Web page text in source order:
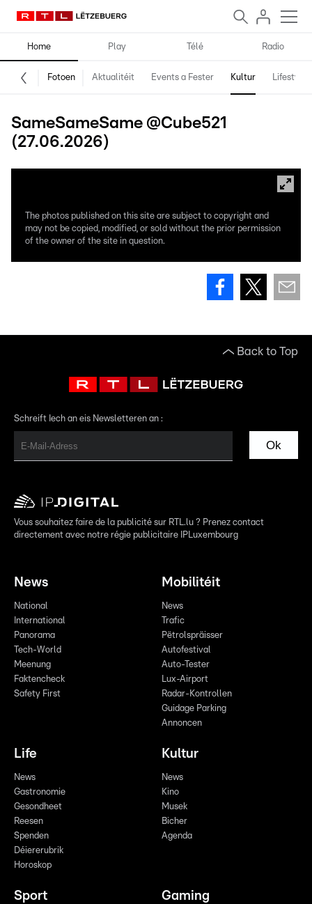
Home Play Télé Radio
Fotoen Aktualitéit Events a Fester Kultur Lifestyle
SameSameSame @Cube521
(27.06.2026)
The photos published on this site are subject to copyright and
may not be copied, modified, or sold without the prior permission
of the owner of the site in question.
Back to Top
Schreift Iech an eis Newsletteren an :
Ok
Vous souhaitez faire de la publicité sur RTL.lu ? Prenez contact
directement avec notre régie publicitaire IPLuxembourg
News
National
International
Panorama
Tech-World
Meenung
Faktencheck
Safety First
Mobilitéit
News
Trafic
Pëtrolspräisser
Autofestival
Auto-Tester
Lux-Airport
Radar-Kontrollen
Guidage Parking
Annoncen
Life
News
Gastronomie
Gesondheet
Reesen
Spenden
Déiererubrik
Horoskop
Kultur
News
Kino
Musek
Bicher
Agenda
Sport Gaming